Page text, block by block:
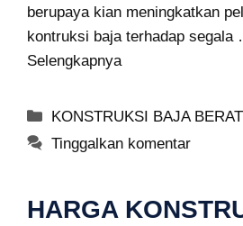
berupaya kian meningkatkan
kontruksi baja terhadap segala
Selengkapnya
Kategori
KONSTRUKSI BAJA BERAT
Tinggalkan komentar
HARGA